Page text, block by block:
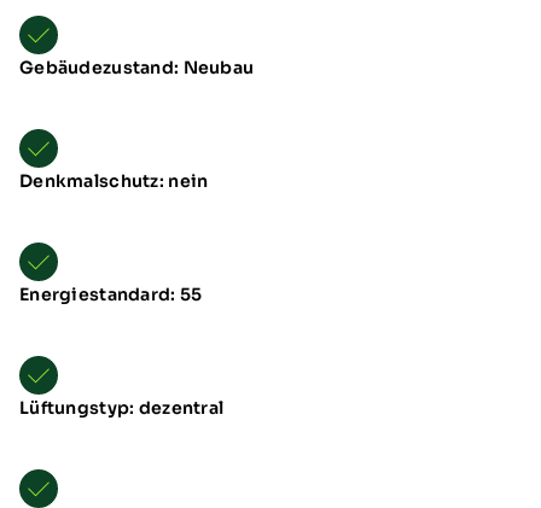
Neuheiten
Schulungen & Seminare
Messen & Events
Downloads
TTL Aufstellarten
Gebäudezustand: Neubau
Denkmalschutz: nein
Energiestandard: 55
Lüftungstyp: dezentral